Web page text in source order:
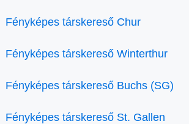
Fényképes társkereső Chur
Fényképes társkereső Winterthur
Fényképes társkereső Buchs (SG)
Fényképes társkereső St. Gallen